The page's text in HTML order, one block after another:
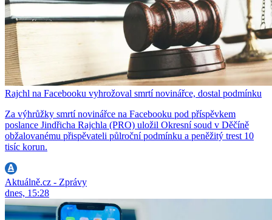
Rajchl na Facebooku vyhrožoval smrtí novinářce, dostal podmínku
Za výhrůžky smrtí novinářce na Facebooku pod příspěvkem
poslance Jindřicha Rajchla (PRO) uložil Okresní soud v Děčíně
obžalovanému přispěvateli půlroční podmínku a peněžitý trest 10
tisíc korun.
Aktuálně.cz - Zprávy
dnes, 15:28